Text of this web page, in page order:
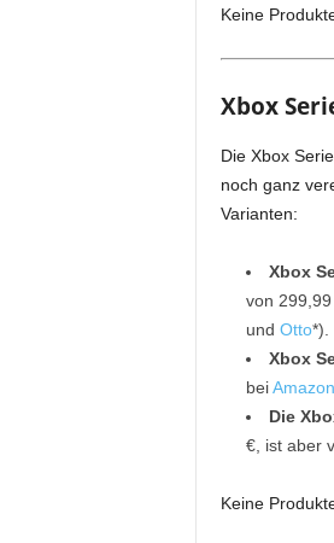
Keine
Xbox
Die Xbox
noch ganz
Varianten:
Xbox
von
und Otto*).
Xbox
beiAmazon
Die
€, ist aber
Keine